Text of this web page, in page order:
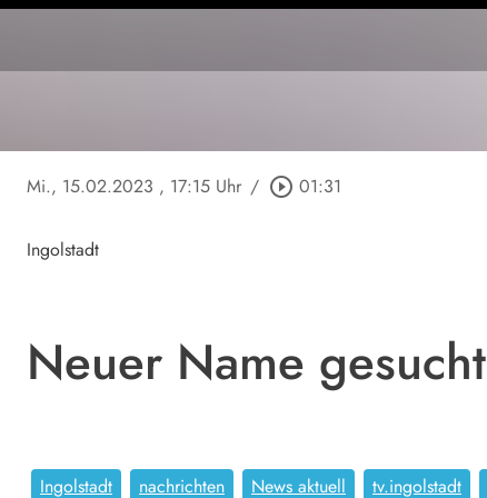
Mi., 15.02.2023 , 17:15 Uhr / play_circle_outline 01:31
Ingolstadt
Neuer Name gesucht
Ingolstadt nachrichten News aktuell tv.ingolstadt